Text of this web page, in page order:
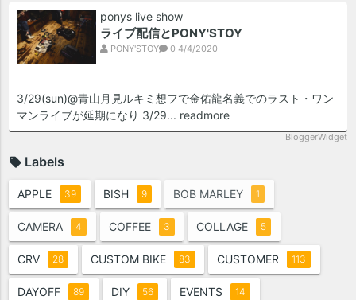
ponys live show
ライブ配信とPONY'STOY
PONY'STOY 0 4/4/2020
3/29(sun)@青山月見ルキミ想フで金佑龍名義でのラスト・ワン
マンライブが延期になり 3/29... readmore
BloggerWidget
Labels
APPLE 39 BISH 9 BOB MARLEY 1
CAMERA 4 COFFEE 3 COLLAGE 5
CRV 28 CUSTOM BIKE 83 CUSTOMER 113
DAYOFF 89 DIY 56 EVENTS 14